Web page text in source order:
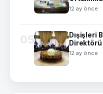
12 ay önce
05
Dışişleri
12 ay önce